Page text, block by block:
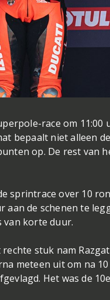
race om
bepaalt niet alleen
op. De rest van
sprintrace over 10
aan de schenen te
van korte duur.
stuk nam
meteen uit om na
Het was de